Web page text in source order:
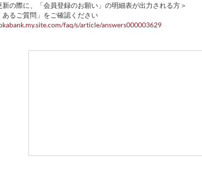
新の際に、「会員登録のお願い」の明細表が出力される方＞
あるご質問」をご確認ください
faq/s/article/answers000003629